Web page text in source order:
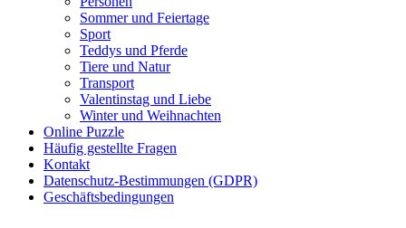
Haus und Wohnen
Märchen und Feen
Musik und Musikinstrumente
Personen
Sommer und Feiertage
Sport
Sommer und Feiertage
Sport
Teddys und Pferde
Tiere und Natur
Transport
Valentinstag und Liebe
Winter und Weihnachten
Online Puzzle
Häufig gestellte Fragen
Kontakt
Datenschutz-Bestimmungen (GDPR)
Geschäftsbedingungen